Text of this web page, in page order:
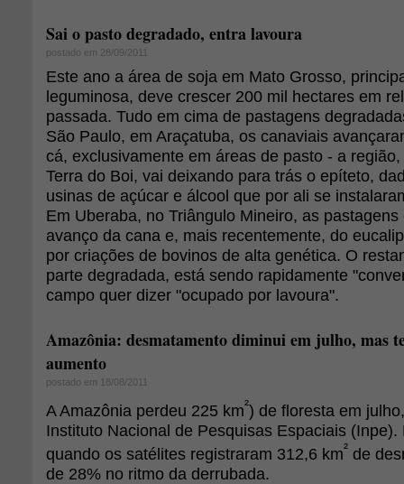
Sai o pasto degradado, entra lavoura
postado em 28/09/2011
Este ano a área de soja em Mato Grosso,
leguminosa, deve crescer 200 mil hectares em
passada. Tudo em cima de pastagens
São Paulo, em Araçatuba, os canaviais
cá, exclusivamente em áreas de pasto - a
Terra do Boi, vai deixando para trás o epíteto,
usinas de açúcar e álcool que por ali se
Em Uberaba, no Triângulo Mineiro, as
avanço da cana e, mais recentemente, do
por criações de bovinos de alta genética. O
parte degradada, está sendo rapidamente
campo quer dizer "ocupado por lavoura".
Amazônia: desmatamento diminui em julho, mas
aumento
postado em 18/08/2011
A Amazônia perdeu 225 km²) de floresta em
Instituto Nacional de Pesquisas Espaciais
quando os satélites registraram 312,6 km² de
de 28% no ritmo da derrubada.